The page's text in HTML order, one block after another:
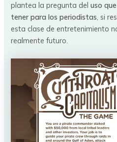
plantea la pregunta deluso
tener para los periodistas, si
esta clase de entretenimiento
realmente futuro.